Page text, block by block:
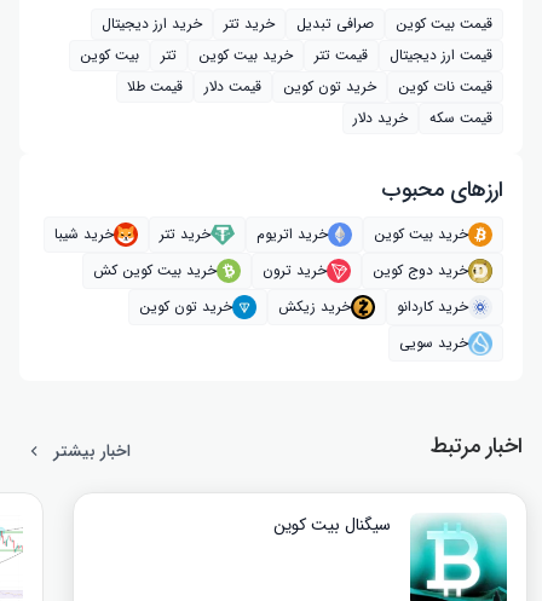
قیمت بیت کوین صرافی تبدیل خرید تتر
خرید ارز دیجیتال
قیمت ارز دیجیتال
قیمت تتر خرید بیت‌ کوین تتر
بیت کوین
قیمت نات کوین
خرید تون کوین قیمت دلار
قیمت طلا
قیمت سکه
خرید دلار
ارز‌های محبوب
خرید بیت کوین خرید اتریوم خرید تتر
خرید شیبا
خرید دوج کوین
خرید ترون
خرید بیت کوین کش
خرید کاردانو
خرید زیکش
خرید تون کوین
خرید سویی
اخبار مرتبط اخبار بیشتر
سیگنال بیت‌ کوین